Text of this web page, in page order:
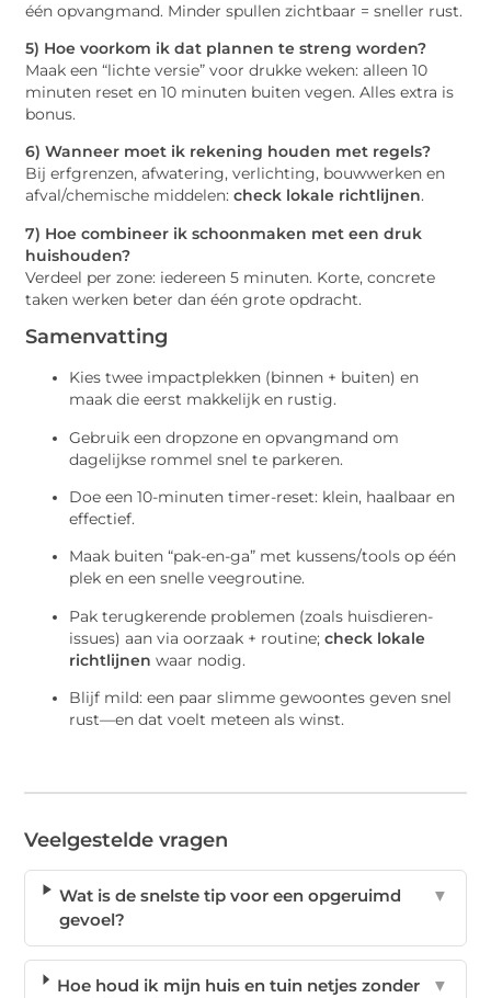
één opvangmand. Minder spullen zichtbaar = sneller rust.
5) Hoe voorkom ik dat plannen te streng worden?
Maak een “lichte versie” voor drukke weken: alleen 10
minuten reset en 10 minuten buiten vegen. Alles extra is
bonus.
6) Wanneer moet ik rekening houden met regels?
Bij erfgrenzen, afwatering, verlichting, bouwwerken en
afval/chemische middelen:check lokale richtlijnen.
7) Hoe combineer ik schoonmaken met een druk
huishouden?
Verdeel per zone: iedereen 5 minuten. Korte, concrete
taken werken beter dan één grote opdracht.
Samenvatting
Kies twee impactplekken (binnen + buiten) en
maak die eerst makkelijk en rustig.
Gebruik een dropzone en opvangmand om
dagelijkse rommel snel te parkeren.
Doe een 10-minuten timer-reset: klein, haalbaar en
effectief.
Maak buiten “pak-en-ga” met kussens/tools op één
plek en een snelle veegroutine.
Pak terugkerende problemen (zoals huisdieren-
issues) aan via oorzaak + routine;check lokale
richtlijnen waar nodig.
Blijf mild: een paar slimme gewoontes geven snel
rust—en dat voelt meteen als winst.
Veelgestelde vragen
Wat is de snelste tip voor een opgeruimd
gevoel?
▼
Hoe houd ik mijn huis en tuin netjes zonder
▼